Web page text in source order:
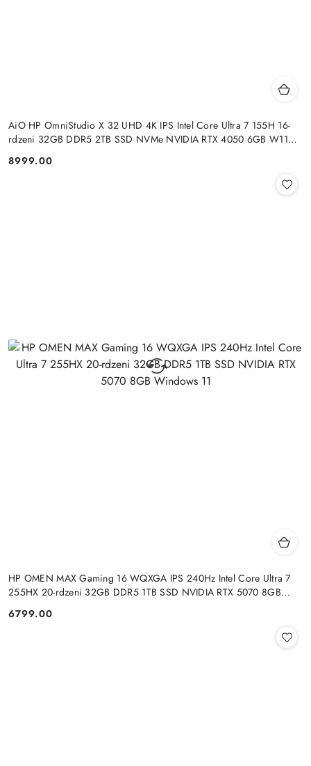
AiO HP OmniStudio X 32 UHD 4K IPS Intel Core Ultra 7 155H 16-
rdzeni 32GB DDR5 2TB SSD NVMe NVIDIA RTX 4050 6GB W11
Cena:
8999.00
HP OMEN MAX Gaming 16 WQXGA IPS 240Hz Intel Core Ultra 7
255HX 20-rdzeni 32GB DDR5 1TB SSD NVIDIA RTX 5070 8GB
Cena:
6799.00